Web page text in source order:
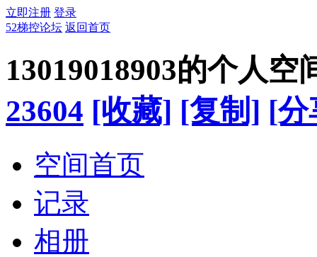
立即注册 登录
52梯控论坛 返回首页
13019018903的个人空
23604 [收藏] [复制] [分
空间首页
记录
相册